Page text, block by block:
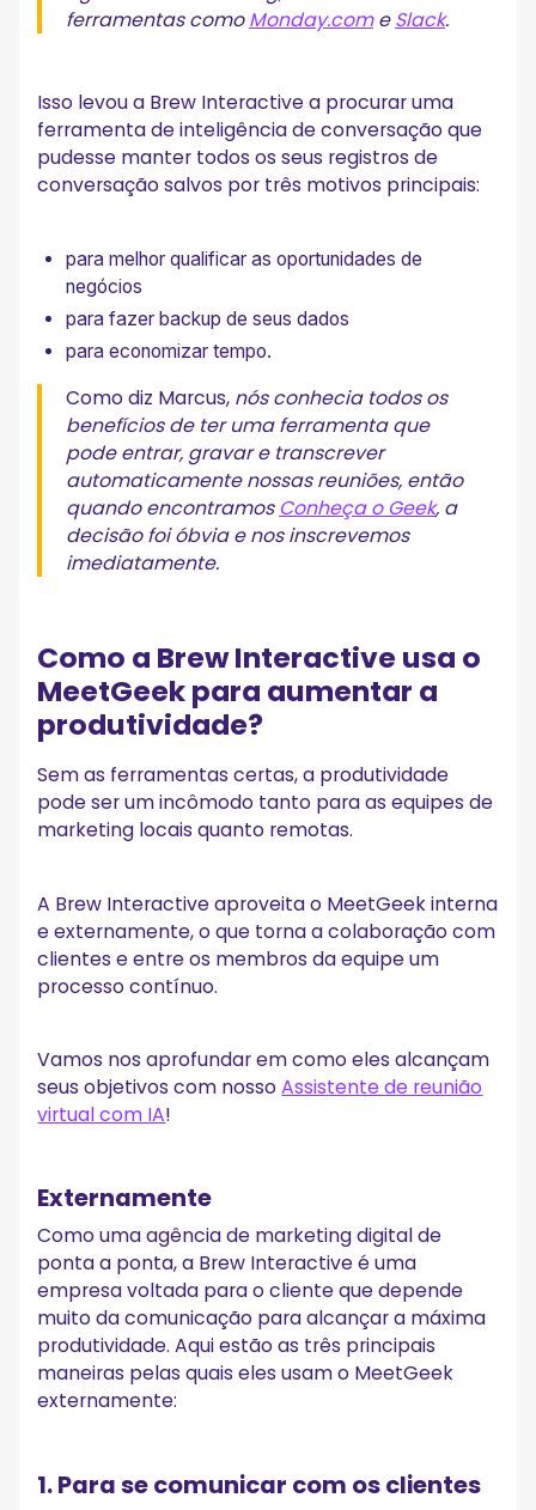
ferramentas comoMonday.comeSlack.
Isso levou a Brew Interactive a procurar uma
ferramenta de inteligência de conversação que
pudesse manter todos os seus registros de
conversação salvos por três motivos principais:
para melhor qualificar as oportunidades de
negócios
para fazer backup de seus dados
para economizar tempo.
Como diz Marcus, nós conhecia todos os
benefícios de ter uma ferramenta que
pode entrar, gravar e transcrever
automaticamente nossas reuniões, então
quando encontramos Conheça o Geek, a
decisão foi óbvia e nos inscrevemos
imediatamente.
Como a Brew Interactive usa o
MeetGeek para aumentar a
produtividade?
Sem as ferramentas certas, a produtividade
pode ser um incômodo tanto para as equipes de
marketing locais quanto remotas.
A Brew Interactive aproveita o MeetGeek interna
e externamente, o que torna a colaboração com
clientes e entre os membros da equipe um
processo contínuo.
Vamos nos aprofundar em como eles alcançam
seus objetivos com nossoAssistente de reunião
virtual com IA!
Externamente
Como uma agência de marketing digital de
ponta a ponta, a Brew Interactive é uma
empresa voltada para o cliente que depende
muito da comunicação para alcançar a máxima
produtividade. Aqui estão as três principais
maneiras pelas quais eles usam o MeetGeek
externamente:
1. Para se comunicar com os clientes